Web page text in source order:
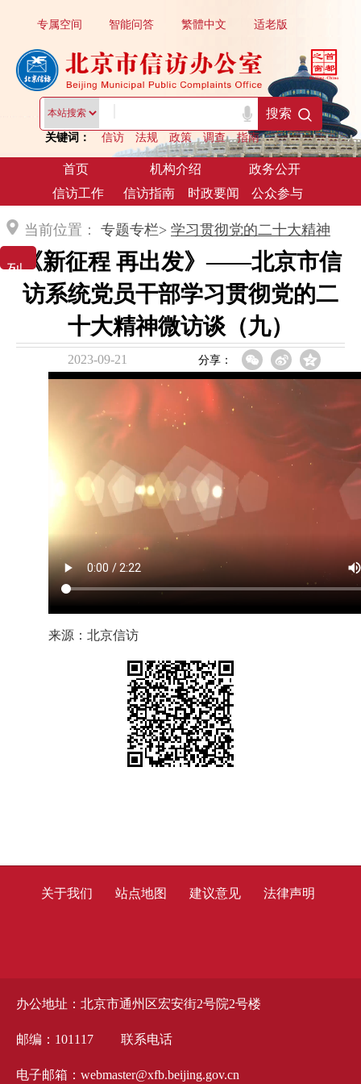
关键词： 信访 法规 政策 调查 指南
搜索
繁體中文
专属空间 适老版
智能问答
首页 机构介绍
政务公开
信访工作
信访指南 时政要闻 公众参与
当前位置： 专题专栏> 学习贯彻党的二十大精神
《新征程 再出发》——北京市信
访系统党员干部学习贯彻党的二
十大精神微访谈（九）
2023-09-21 分享：
来源：北京信访
办公地址：北京市通州区宏安街2号院2号楼
邮编：101117 联系电话
电子邮箱：webmaster@xfb.beijing.gov.cn
关于我们 站点地图 建议意见 法律声明